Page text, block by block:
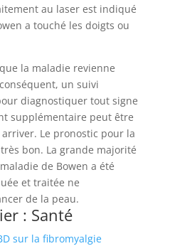
au laser est indiqué
a touché les doigts ou
la maladie revienne
un suivi
diagnostiquer tout signe
supplémentaire peut être
Le pronostic pour la
bon. La grande majorité
de Bowen a été
et traitée ne
de la peau.
: Santé
sur la fibromyalgie